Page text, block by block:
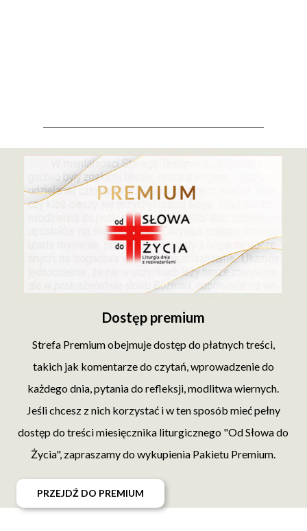
Dostęp premium
Strefa Premium obejmuje dostęp do płatnych treści,
takich jak komentarze do czytań, wprowadzenie do
każdego dnia, pytania do refleksji, modlitwa wiernych.
Jeśli chcesz z nich korzystać i w ten sposób mieć pełny
dostęp do treści miesięcznika liturgicznego "Od Słowa do
Życia", zapraszamy do wykupienia Pakietu Premium.
PRZEJDŹ DO PREMIUM